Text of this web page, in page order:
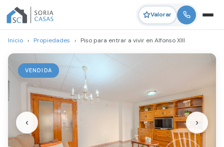
Valorar
Inicio › Propiedades › Piso para entrar a vivir en Alfonso XIII
VENDIDA
‹ ›